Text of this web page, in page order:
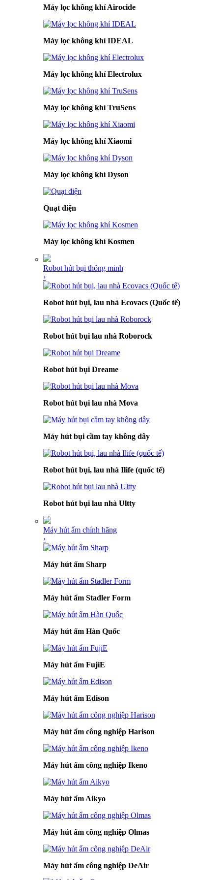
Máy lọc không khí Airocide
Máy lọc không khí IDEAL
Máy lọc không khí Electrolux
Máy lọc không khí TruSens
Máy lọc không khí Xiaomi
Máy lọc không khí Dyson
Quạt điện
Máy lọc không khí Kosmen
Robot hút bụi thông minh
›
Robot hút bụi, lau nhà Ecovacs (Quốc tế)
Robot hút bụi lau nhà Roborock
Robot hút bụi Dreame
Robot hút bụi lau nhà Mova
Máy hút bụi cầm tay không dây
Robot hút bụi, lau nhà Ilife (quốc tế)
Robot hút bụi lau nhà Ultty
Máy hút ẩm chính hãng
›
Máy hút ẩm Sharp
Máy hút ẩm Stadler Form
Máy hút ẩm Hàn Quốc
Máy hút ẩm FujiE
Máy hút ẩm Edison
Máy hút ẩm công nghiệp Harison
Máy hút ẩm công nghiệp Ikeno
Máy hút ẩm Aikyo
Máy hút ẩm công nghiệp Olmas
Máy hút ẩm công nghiệp DeAir